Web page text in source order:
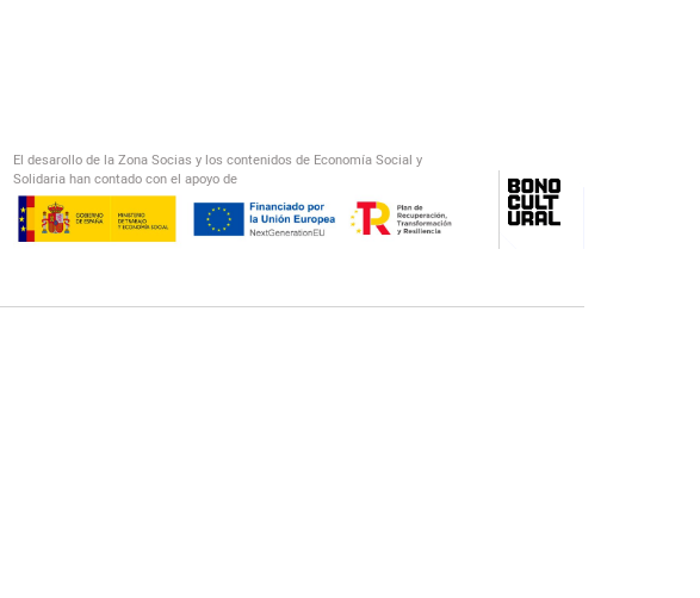
El desarollo de la Zona Socias y los contenidos de Economía Social y
Solidaria han contado con el apoyo de